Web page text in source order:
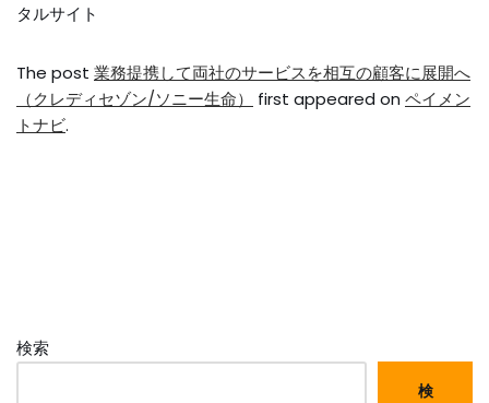
タルサイト
The post 業務提携して両社のサービスを相互の顧客に展開へ
（クレディセゾン/ソニー生命）
first appeared on ペイメン
トナビ.
検索
検